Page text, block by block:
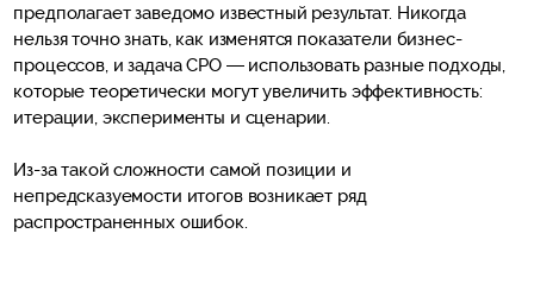
предполагает заведомо известный результат. Никогда
нельзя точно знать, как изменятся показатели бизнес-
процессов, и задача CPO — использовать разные подходы,
которые теоретически могут увеличить эффективность:
итерации, эксперименты и сценарии.
Из-за такой сложности самой позиции и
непредсказуемости итогов возникает ряд
распространенных ошибок.